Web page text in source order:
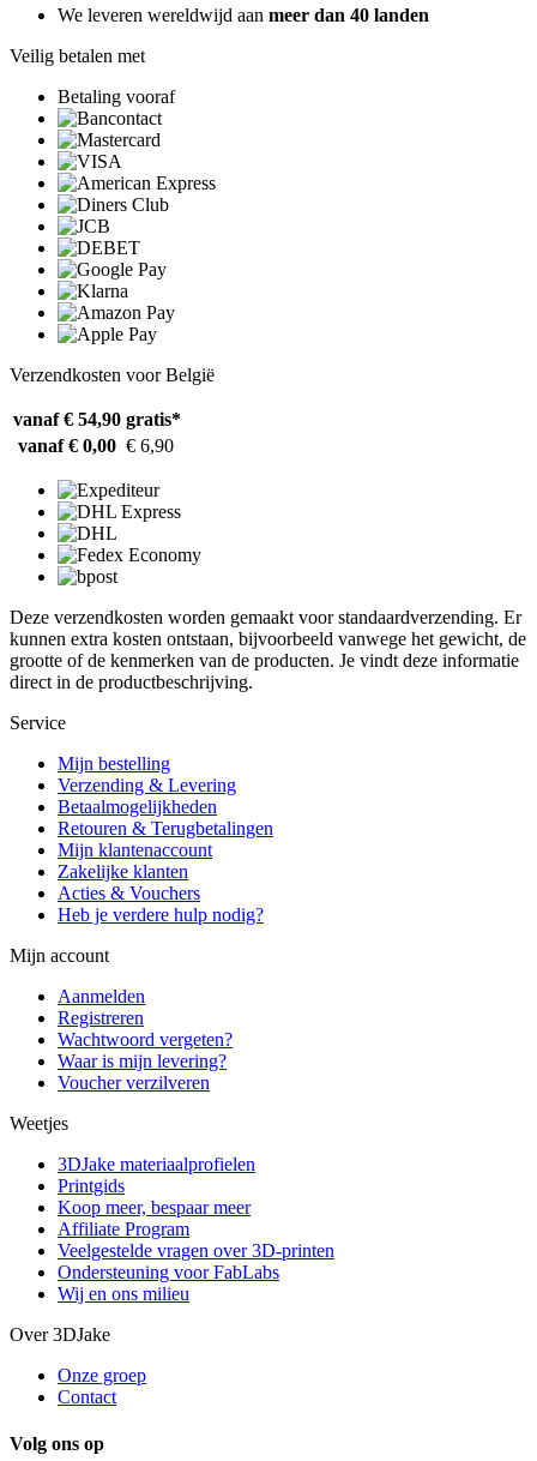
We leveren wereldwijd aan meer dan 40 landen
Veilig betalen met
Betaling vooraf
Verzendkosten voor België
vanaf € 54,90 gratis*
vanaf € 0,00 € 6,90
Deze verzendkosten worden gemaakt voor standaardverzending. Er
kunnen extra kosten ontstaan, bijvoorbeeld vanwege het gewicht, de
grootte of de kenmerken van de producten. Je vindt deze informatie
direct in de productbeschrijving.
Service
Mijn bestelling
Verzending & Levering
Betaalmogelijkheden
Retouren & Terugbetalingen
Mijn klantenaccount
Zakelijke klanten
Acties & Vouchers
Heb je verdere hulp nodig?
Mijn account
Aanmelden
Registreren
Wachtwoord vergeten?
Waar is mijn levering?
Voucher verzilveren
Weetjes
3DJake materiaalprofielen
Printgids
Koop meer, bespaar meer
Affiliate Program
Veelgestelde vragen over 3D-printen
Ondersteuning voor FabLabs
Wij en ons milieu
Over 3DJake
Onze groep
Contact
Volg ons op